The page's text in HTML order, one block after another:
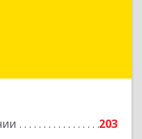
203
Долгопрудный г,